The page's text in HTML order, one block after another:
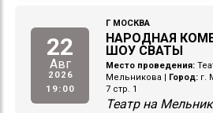
22
Авг
2026
19:00
Г МОСКВА
НАРОДНАЯ
ШОУ СВАТЫ
Место проведения:
Мельникова
Город: г.
7 стр. 1
Театр на